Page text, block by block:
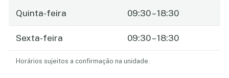
Quinta-feira 09:30 – 18:30
Sexta-feira 09:30 – 18:30
Horários sujeitos a confirmação na unidade.